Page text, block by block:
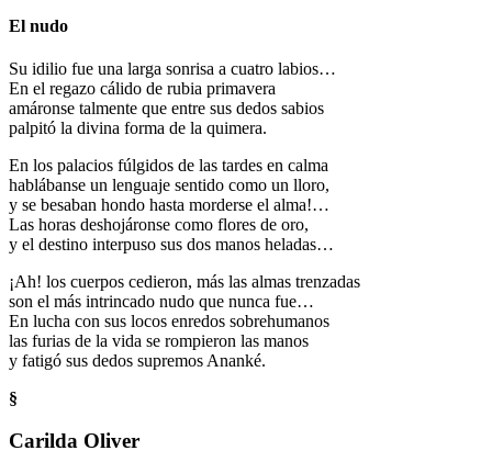
El nudo
Su idilio fue una larga sonrisa a cuatro labios…
En el regazo cálido de rubia primavera
amáronse talmente que entre sus dedos sabios
palpitó la divina forma de la quimera.
En los palacios fúlgidos de las tardes en calma
hablábanse un lenguaje sentido como un lloro,
y se besaban hondo hasta morderse el alma!…
Las horas deshojáronse como flores de oro,
y el destino interpuso sus dos manos heladas…
¡Ah! los cuerpos cedieron, más las almas trenzadas
son el más intrincado nudo que nunca fue…
En lucha con sus locos enredos sobrehumanos
las furias de la vida se rompieron las manos
y fatigó sus dedos supremos Ananké.
§
Carilda Oliver